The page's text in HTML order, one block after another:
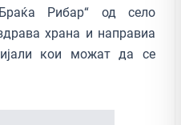
Рибар“ од село
храна и направиа
кои можат да се